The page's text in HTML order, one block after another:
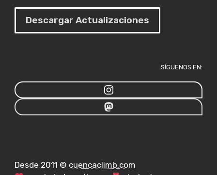
Descargar Actualizaciones
SÍGUENOS EN:
Desde 2011 © cuencaclimb.com